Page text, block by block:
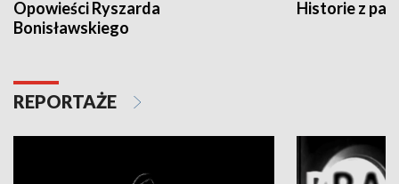
Opowieści Ryszarda
Bonisławskiego
Historie z
REPORTAŻE